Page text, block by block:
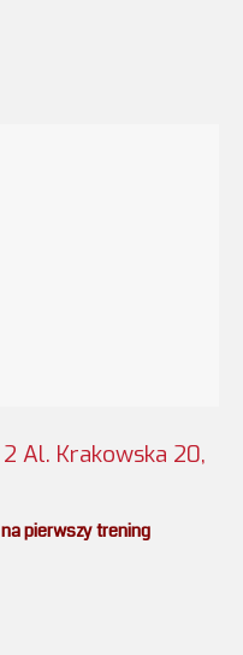
Al. Krakowska 20,
pierwszy trening